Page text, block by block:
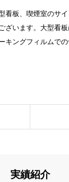
看板、喫煙室のサ
ざいます。大型看
キングフィルムで
実績紹介